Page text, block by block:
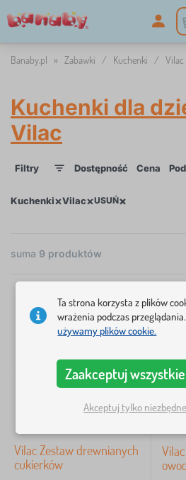
Banaby.pl » Zabawki / Kuchenki / Vilac
Kuchenki dla
Vilac
Filtry Dostępność Cena
Cena
Podkategorie
Kuchenki×Vilac×USUŃ×
suma 9 produktów
Vilac Zestaw drewnianych
cukierków
Ta strona korzysta z plików
wrażenia podczas
używamy plików cookie.
Zaakceptuj
Akceptuj tylko